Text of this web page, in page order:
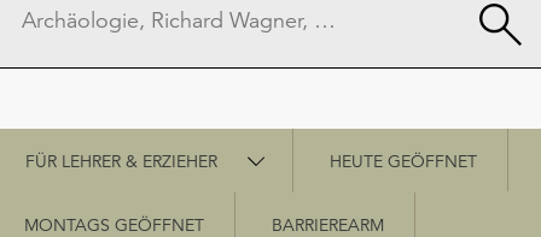
Schnellzugriff
FÜR LEHRER & ERZIEHER HEUTE GEÖFFNET
MONTAGS GEÖFFNET BARRIEREARM